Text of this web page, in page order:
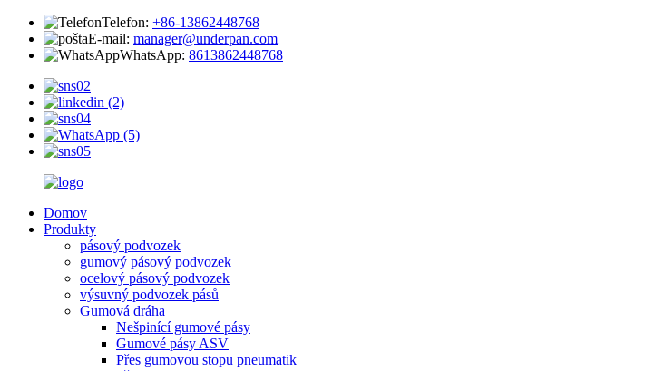
Telefon: +86-13862448768
E-mail: manager@underpan.com
WhatsApp: 8613862448768
Domov
Produkty
pásový podvozek
gumový pásový podvozek
ocelový pásový podvozek
výsuvný podvozek pásů
Gumová dráha
Nešpinící gumové pásy
Gumové pásy ASV
Přes gumovou stopu pneumatik